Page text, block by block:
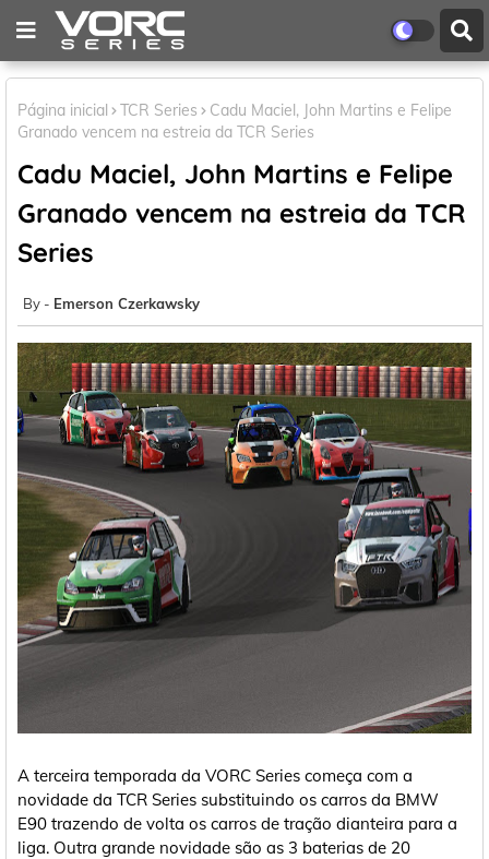
Página inicial TCR Series
Cadu Maciel, John Martins e Felipe
Granado vencem na estreia da TCR Series
Cadu Maciel, John Martins e Felipe
Granado vencem na estreia da TCR
Series
Emerson Czerkawsky
A terceira temporada da VORC Series começa com a
novidade da TCR Series substituindo os carros da BMW
E90 trazendo de volta os carros de tração dianteira para a
liga. Outra grande novidade são as 3 baterias de 20